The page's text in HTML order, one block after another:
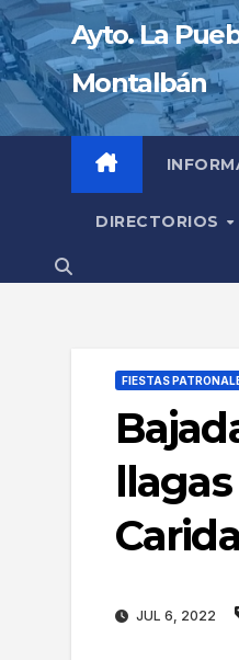
Ayto. La
Montalbán
DIRECTORIOS
FIESTAS
JUL 6, 2022